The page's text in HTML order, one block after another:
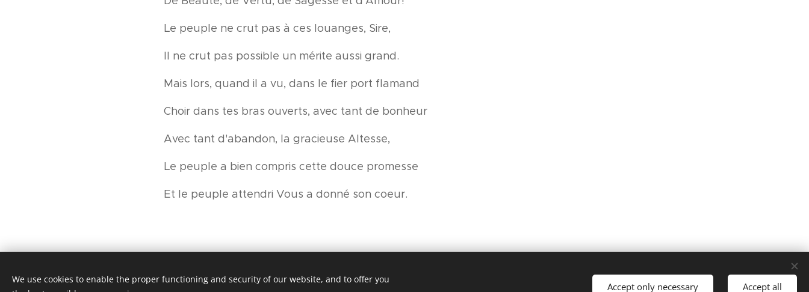
Le peuple ne crut pas à ces louanges, Sire,
Il ne crut pas possible un mérite aussi grand.
Mais lors, quand il a vu, dans le fier port flamand
Choir dans tes bras ouverts, avec tant de bonheur
Avec tant d'abandon, la gracieuse Altesse,
Le peuple a bien compris cette douce promesse
Et le peuple attendri Vous a donné son coeur.
© 2025 Jean Bourgeois, Sint-Jacobsnieuwstraat, 92A, B-9000 Gent
We use cookies to enable the proper functioning and security of our website, and to offer you
Accept only necessary Accept all